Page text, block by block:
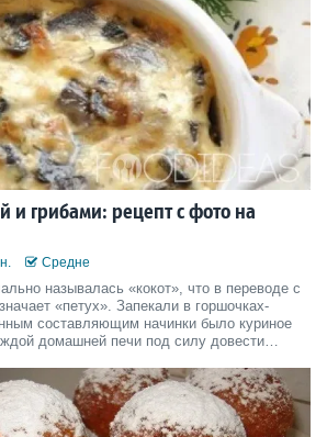
и грибами: рецепт с фото на
Средне
называлась «кокот», что в переводе с
«петух». Запекали в горшочках-
составляющим начинки было куриное
домашней печи под силу довести
примеру, с курицей и грибами, где с